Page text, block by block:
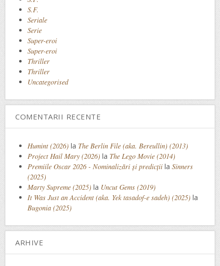
S.F.
Seriale
Serie
Super-eroi
Super-eroi
Thriller
Thriller
Uncategorised
COMENTARII RECENTE
Humint (2026) la The Berlin File (aka. Bereullin) (2013)
Project Hail Mary (2026) la The Lego Movie (2014)
Premiile Oscar 2026 - Nominalizări și predicții la Sinners
(2025)
Marty Supreme (2025) la Uncut Gems (2019)
It Was Just an Accident (aka. Yek tasadof-e sadeh) (2025) la
Bugonia (2025)
ARHIVE